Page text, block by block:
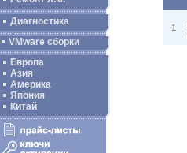
Диагностика
VMware сборки
Европа
Азия
Америка
Япония
Китай
1